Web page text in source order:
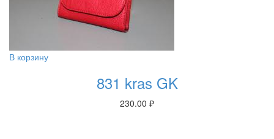
В корзину
831 kras GK
230.00 ₽